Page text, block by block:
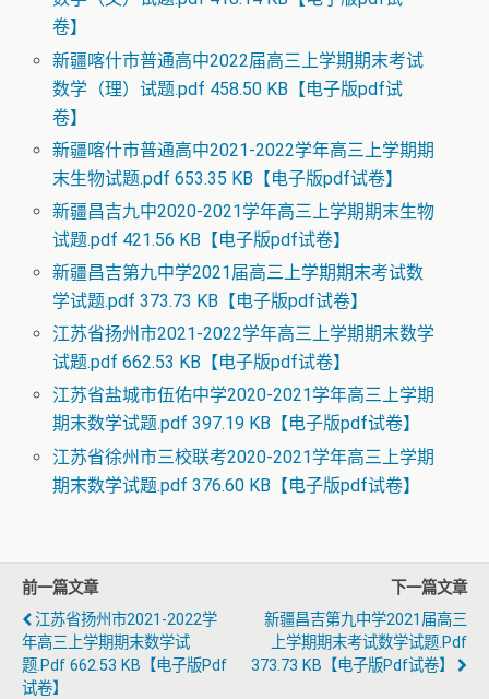
卷】
新疆喀什市普通高中2022届高三上学期期末考试
数学（理）试题.pdf 458.50 KB【电子版pdf试
卷】
新疆喀什市普通高中2021-2022学年高三上学期期
末生物试题.pdf 653.35 KB【电子版pdf试卷】
新疆昌吉九中2020-2021学年高三上学期期末生物
试题.pdf 421.56 KB【电子版pdf试卷】
新疆昌吉第九中学2021届高三上学期期末考试数
学试题.pdf 373.73 KB【电子版pdf试卷】
江苏省扬州市2021-2022学年高三上学期期末数学
试题.pdf 662.53 KB【电子版pdf试卷】
江苏省盐城市伍佑中学2020-2021学年高三上学期
期末数学试题.pdf 397.19 KB【电子版pdf试卷】
江苏省徐州市三校联考2020-2021学年高三上学期
期末数学试题.pdf 376.60 KB【电子版pdf试卷】
前一篇文章
江苏省扬州市2021-2022学
年高三上学期期末数学试
题.pdf 662.53 KB【电子版pdf
试卷】
下一篇文章
新疆昌吉第九中学2021届高三
上学期期末考试数学试题.pdf
373.73 KB【电子版pdf试卷】